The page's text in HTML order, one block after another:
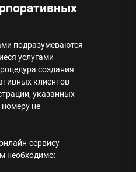
подразумеваются
услугами
создания
клиентов
указанных
не
сервису
необходимо: